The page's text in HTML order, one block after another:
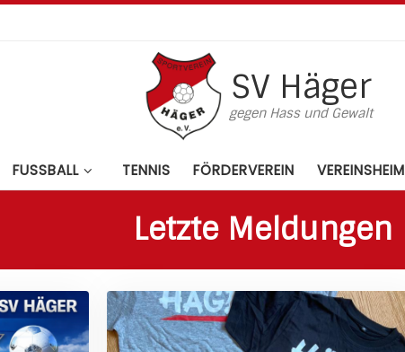
SV Häger
gegen Hass und Gewalt
FUSSBALL TENNIS FÖRDERVEREIN VEREINSHEIM
Letzte Meldungen